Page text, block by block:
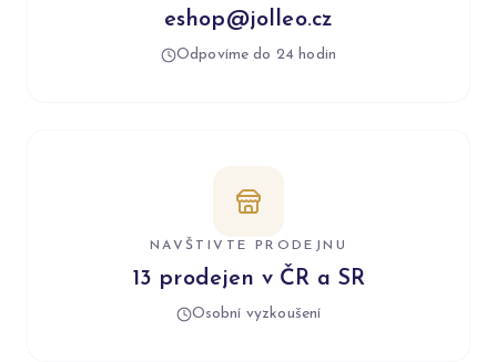
eshop@jolleo.cz
Odpovíme do 24 hodin
NAVŠTIVTE PRODEJNU
13 prodejen v ČR a SR
Osobní vyzkoušení